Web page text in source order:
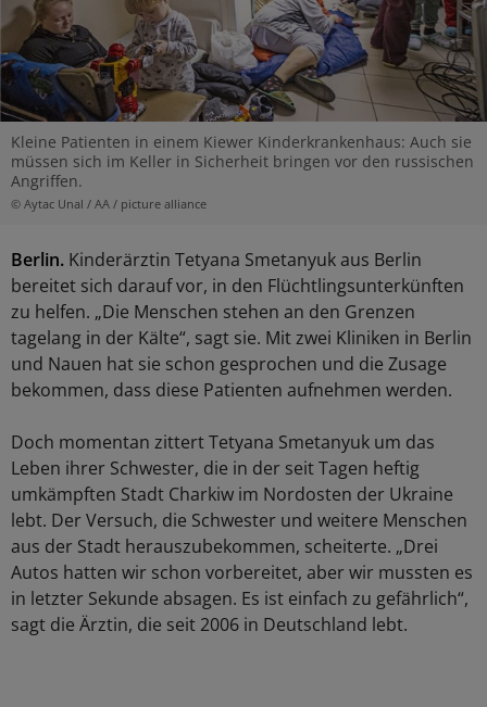
Kleine Patienten in einem Kiewer Kinderkrankenhaus: Auch sie
müssen sich im Keller in Sicherheit bringen vor den russischen
Angriffen.
© Aytac Unal / AA / picture alliance
Berlin. Kinderärztin Tetyana Smetanyuk aus Berlin
bereitet sich darauf vor, in den Flüchtlingsunterkünften
zu helfen. „Die Menschen stehen an den Grenzen
tagelang in der Kälte“, sagt sie. Mit zwei Kliniken in Berlin
und Nauen hat sie schon gesprochen und die Zusage
bekommen, dass diese Patienten aufnehmen werden.
Doch momentan zittert Tetyana Smetanyuk um das
Leben ihrer Schwester, die in der seit Tagen heftig
umkämpften Stadt Charkiw im Nordosten der Ukraine
lebt. Der Versuch, die Schwester und weitere Menschen
aus der Stadt herauszubekommen, scheiterte. „Drei
Autos hatten wir schon vorbereitet, aber wir mussten es
in letzter Sekunde absagen. Es ist einfach zu gefährlich“,
sagt die Ärztin, die seit 2006 in Deutschland lebt.